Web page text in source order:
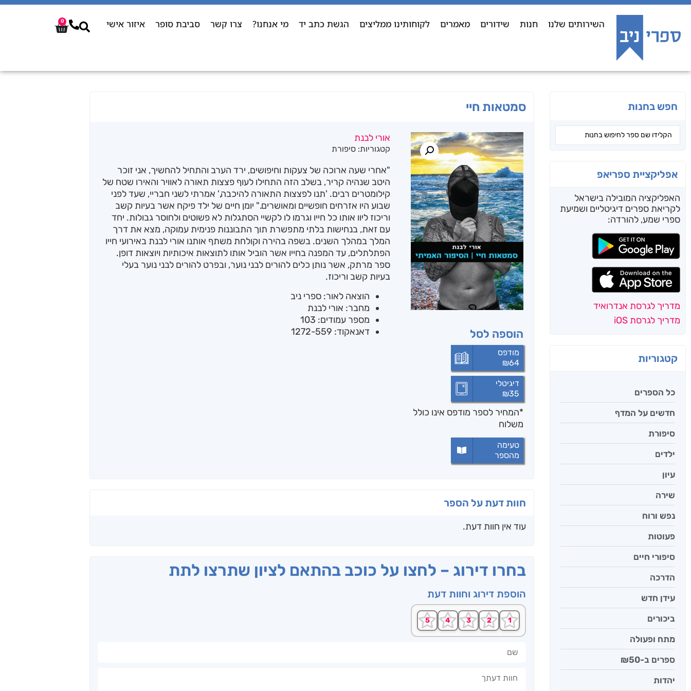
השירותים שלנו חנות שידורים מאמרים לקוחותינו ממליצים הגשת כתב יד מי אנחנו? צרו קשר סביבת סופר איזור אישי 0
חפש בחנות
אפליקציית ספריאפ
האפליקציה המובילה בישראל
לקריאת ספרים דיגיטליים ושמיעת
ספרי שמע, להורדה:
מדריך לגרסת אנדרואיד
מדריך לגרסת iOS
קטגוריות
כל הספרים
חדשים על המדף
סיפורת
ילדים
עיון
שירה
נפש ורוח
פעוטות
סיפורי חיים
הדרכה
עידן חדש
ביכורים
מתח ופעולה
ספרים ב-₪50
יהדות
סמטאות חיי
הוספה לסל
מודפס
₪64
דיגיטלי
₪35
*המחיר לספר מודפס אינו כולל
משלוח
טעימה
מהספר
אורי לבנת
קטגוריות: סיפורת
"אחרי שעה ארוכה של צעקות וחיפושים, ירד הערב והתחיל להחשיך, אני זוכר
היטב שנהיה קריר, בשלב הזה התחילו לעוף פצצות תאורה לאוויר והאירו שטח של
קילומטרים רבים. 'תנו לפצצות התאורה להיכבה,' אמרתי לשני חבריי, שעד לפני
שבוע היו אזרחים חופשיים ומאושרים." יומן חיים של ילד פיקח אשר בעיות קשב
וריכוז ליוו אותו כל חייו וגרמו לו לקשיי הסתגלות לא פשוטים ולחוסר גבולות. יחד
עם זאת, בנחישות בלתי מתפשרת תוך התבוננות פנימית עמוקה, מצא את דרך
המלך במהלך השנים. בשפה בהירה וקולחת משתף אותנו אורי לבנת באירועי חייו
הפתלתלים, עד המפנה בחייו אשר הוביל אותו לתוצאות איכותיות ויוצאות דופן.
ספר מרתק, אשר נותן כלים להורים לבני נוער, ובפרט להורים לבני נוער בעלי
בעיות קשב וריכוז.
הוצאה לאור: ספרי ניב
מחבר: אורי לבנת
מספר עמודים: 103
דאנאקוד: 1272-559
חוות דעת על הספר
עוד אין חוות דעת.
בחרו דירוג – לחצו על כוכב בהתאם לציון שתרצו לתת
הוספת דירוג וחוות דעת